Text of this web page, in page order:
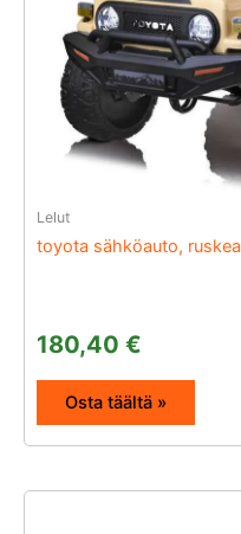
Lelut
toyota sähköauto, ruskea
180,40 €
Osta täältä »